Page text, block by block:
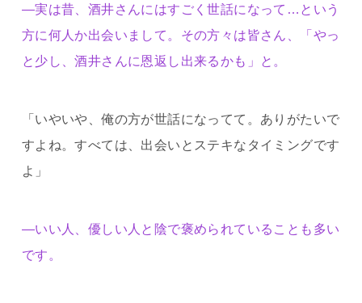
―実は昔、酒井さんにはすごく世話になって…という
方に何人か出会いまして。その方々は皆さん、「やっ
と少し、酒井さんに恩返し出来るかも」と。
「いやいや、俺の方が世話になってて。ありがたいで
すよね。すべては、出会いとステキなタイミングです
よ」
―いい人、優しい人と陰で褒められていることも多い
です。